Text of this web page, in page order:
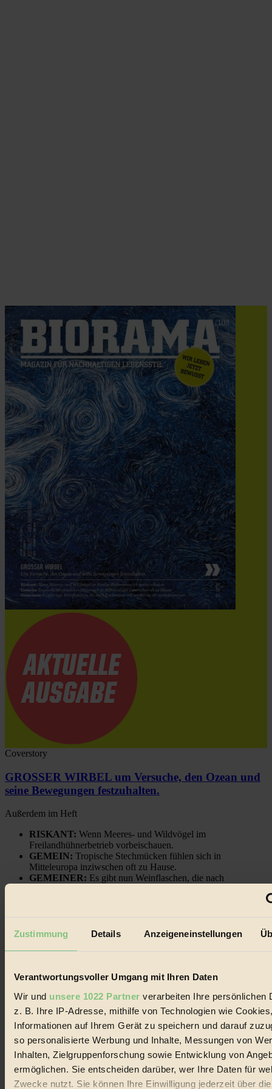
Zustimmung Details Anzeigeneinstellungen
Verantwortungsvoller Umgang mit Ihren Daten
Wir und unsere 1022 Partner verarbeiten Ihre persönlichen
z. B. Ihre IP-Adresse, mithilfe von Technologien wie
Informationen auf Ihrem Gerät zu speichern und darauf
so personalisierte Werbung und Inhalte, Messungen von
Inhalten, Zielgruppenforschung sowie Entwicklung von
ermöglichen. Sie entscheiden darüber, wer Ihre Daten für
Zwecke nutzt. Sie können Ihre Einwilligung jederzeit über
Coverstory
GROSSER WIRBEL um Versuche, den Ozean und
seine Bewegungen festzuhalten.
Außerdem im Heft
RISKANT: Wenn Meeres- und Wildvögel im
Freilandhühnerbetrieb vorbeischauen.
GEMEIN: Tropische Stechmücken fühlen sich in
Mitteleuropa inziwschen oft zu Hause.
GEMEINER: Es gibt nun Weinflaschen, die nach
Erhalte in regelmäßigen Abständen die aktuellsten Artikel,
Gewinnspiele & Ausgaben übersichtlich aufbereitet vom
BIORAMA-Magazin per E-Mail.
Jetzt eintragen: